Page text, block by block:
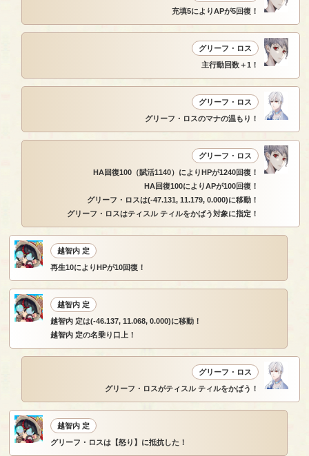
充填5によりAPが5回復！
グリーフ・ロス
主行動回数＋1！
グリーフ・ロス
グリーフ・ロスのマナの温もり！
グリーフ・ロス
HA回復100（賦活1140）によりHPが1240回復！
HA回復100によりAPが100回復！
グリーフ・ロスは(-47.131, 11.179, 0.000)に移動！
グリーフ・ロスはティスル ティルをかばう対象に指定！
越智内 定
再生10によりHPが10回復！
越智内 定
越智内 定は(-46.137, 11.068, 0.000)に移動！
越智内 定の名乗り口上！
グリーフ・ロス
グリーフ・ロスがティスル ティルをかばう！
越智内 定
グリーフ・ロスは【怒り】に抵抗した！